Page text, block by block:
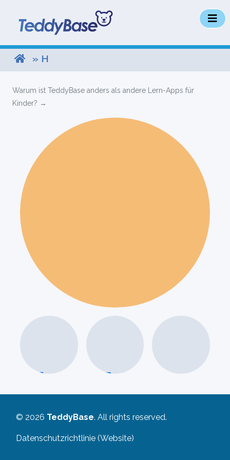
» H
Warum ist TeddyBase anders als andere Lern-Apps für
Kinder? →
H
© 2026 TeddyBase. All rights reserved.
Datenschutzrichtlinie (Website)